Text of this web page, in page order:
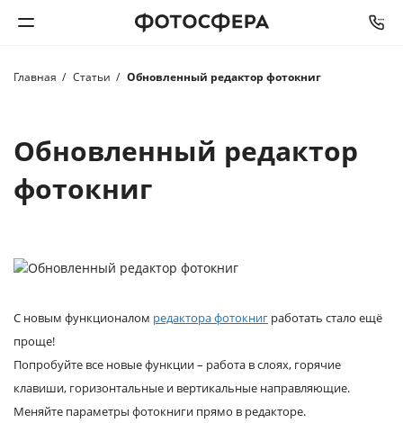
Фотокниги
Календари
Багетная мастерская
Полиграфия
Главная Статьи Обновленный редактор фотокниг
Обновленный редактор
фотокниг
С новым функционалом редактора фотокниг работать стало ещё
проще!
Попробуйте все новые функции – работа в слоях, горячие
клавиши, горизонтальные и вертикальные направляющие.
Меняйте параметры фотокниги прямо в редакторе.